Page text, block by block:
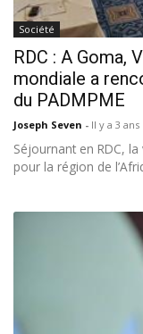
Société
RDC : A Goma,
mondiale a
du PADMPME
Joseph Seven - Il y a 3 ans
Séjournant en RDC,
pour la région de